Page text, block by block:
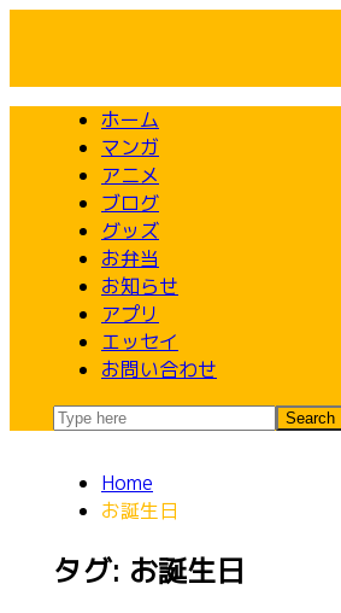
ホーム
マンガ
アニメ
ブログ
グッズ
お弁当
お知らせ
アプリ
エッセイ
お問い合わせ
Home
お誕生日
タグ: お誕生日